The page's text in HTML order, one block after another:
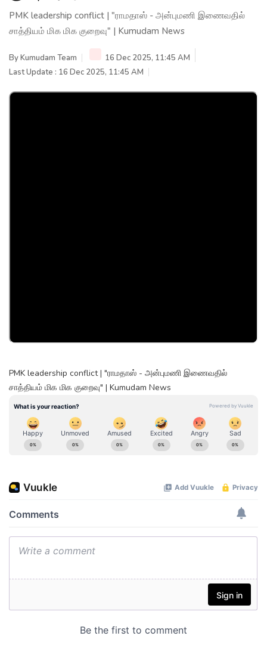
PMK leadership conflict | "ராமதாஸ் - அன்புமணி இணைவதில்
சாத்தியம் மிக மிக குறைவு" | Kumudam News
ByKumudam Team
16 Dec 2025, 11:45 AM
Last Update : 16 Dec 2025, 11:45 AM
PMK leadership conflict | "ராமதாஸ் - அன்புமணி இணைவதில்
சாத்தியம் மிக மிக குறைவு" | Kumudam News